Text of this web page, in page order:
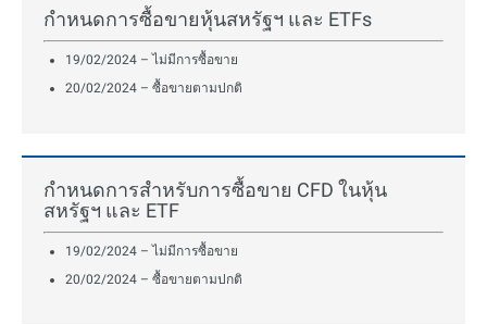
กำหนดการซื้อขายหุ้นสหรัฐฯ และ ETFs
19/02/2024 – ไม่มีการซื้อขาย
20/02/2024 – ซื้อขายตามปกติ
กำหนดการสำหรับการซื้อขาย CFD ในหุ้น
สหรัฐฯ และ ETF
19/02/2024 – ไม่มีการซื้อขาย
20/02/2024 – ซื้อขายตามปกติ